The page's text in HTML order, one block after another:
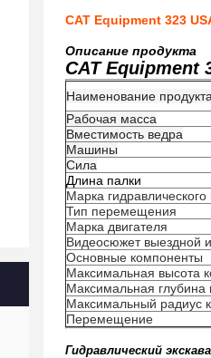
CAT Equipment 323
Описание продукта
CAT Equipment
Наименование продукта
Рабочая масса
Вместимость ведра
Машины
Сила
Длина палки
Марка гидравлического
Тип перемещения
Марка двигателя
Видеосюжет выездной
Основные компоненты
Максимальная высота
Максимальная глубина
Максимальный радиус
Перемещение
Гидравлический